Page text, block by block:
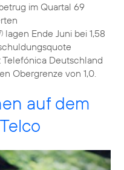
im Quartal 69
lagen Ende Juni bei 1,58
Deutschland
Obergrenze von 1,0.
auf dem